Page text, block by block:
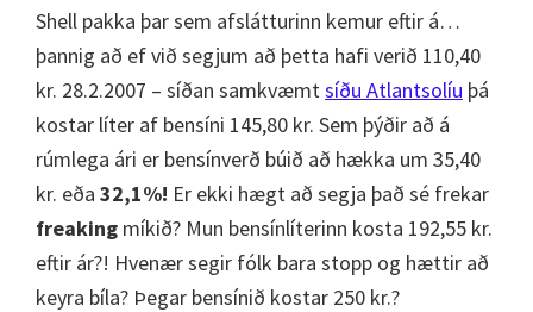
Shell pakka þar sem afslátturinn kemur eftir á…
þannig að ef við segjum að þetta hafi verið 110,40
kr. 28.2.2007 – síðan samkvæmtsíðu Atlantsolíu þá
kostar líter af bensíni 145,80 kr. Sem þýðir að á
rúmlega ári er bensínverð búið að hækka um 35,40
kr. eða 32,1%! Er ekki hægt að segja það sé frekar
freaking míkið? Mun bensínlíterinn kosta 192,55 kr.
eftir ár?! Hvenær segir fólk bara stopp og hættir að
keyra bíla? Þegar bensínið kostar 250 kr.?